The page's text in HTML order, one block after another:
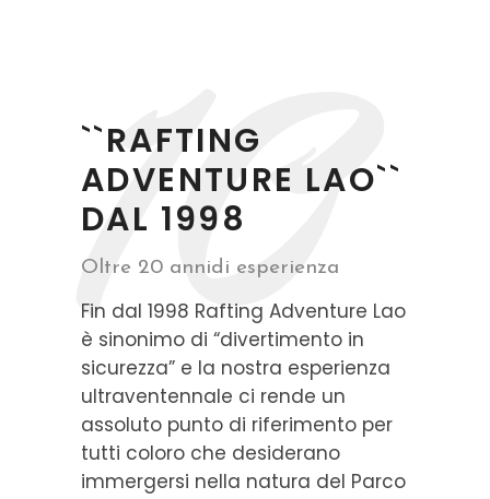
10
``RAFTING
ADVENTURE LAO``
DAL 1998
Oltre 20 annidi esperienza
Fin dal 1998 Rafting Adventure Lao
è sinonimo di “divertimento in
sicurezza” e la nostra esperienza
ultraventennale ci rende un
assoluto punto di riferimento per
tutti coloro che desiderano
immergersi nella natura del Parco